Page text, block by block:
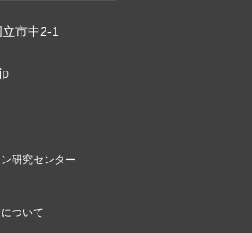
市中2-1
研究センター
ついて